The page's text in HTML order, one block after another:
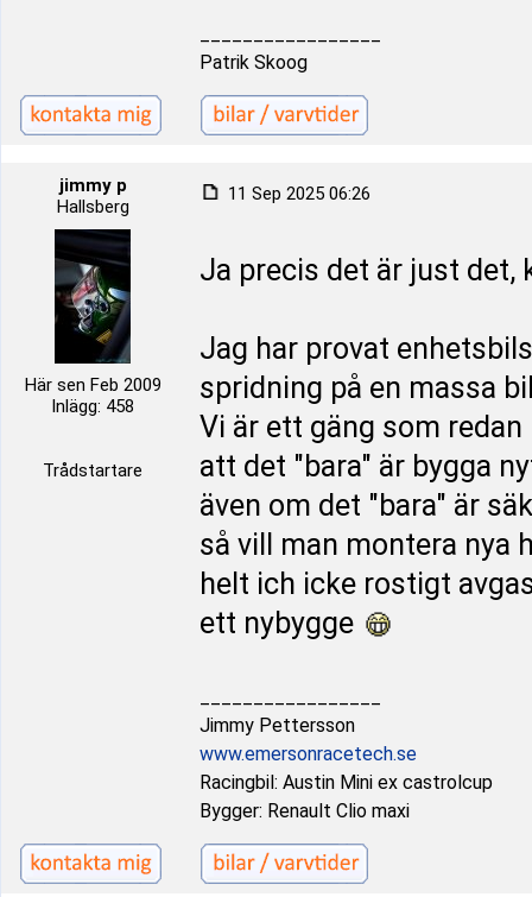
Patrik Skoog
jimmy p
Hallsberg
Här sen Feb 2009
Inlägg: 458
Trådstartare
11 Sep 2025 06:26
Ja precis det är just det,
Jag har provat
spridning på en massa
Vi är ett gäng som
att det "bara" är bygga
även om det "bara" är
så vill man montera nya
helt ich icke rostigt
ett nybygge
Jimmy Pettersson
www.emersonracetech.se
Racingbil: Austin Mini ex castrolcup
Bygger: Renault Clio maxi